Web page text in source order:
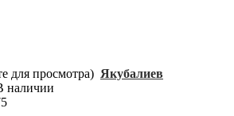
для просмотра) Якубалиев
наличии